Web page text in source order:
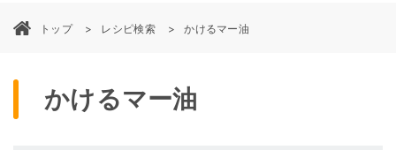
トップ レシピ検索 かけるマー油
かけるマー油